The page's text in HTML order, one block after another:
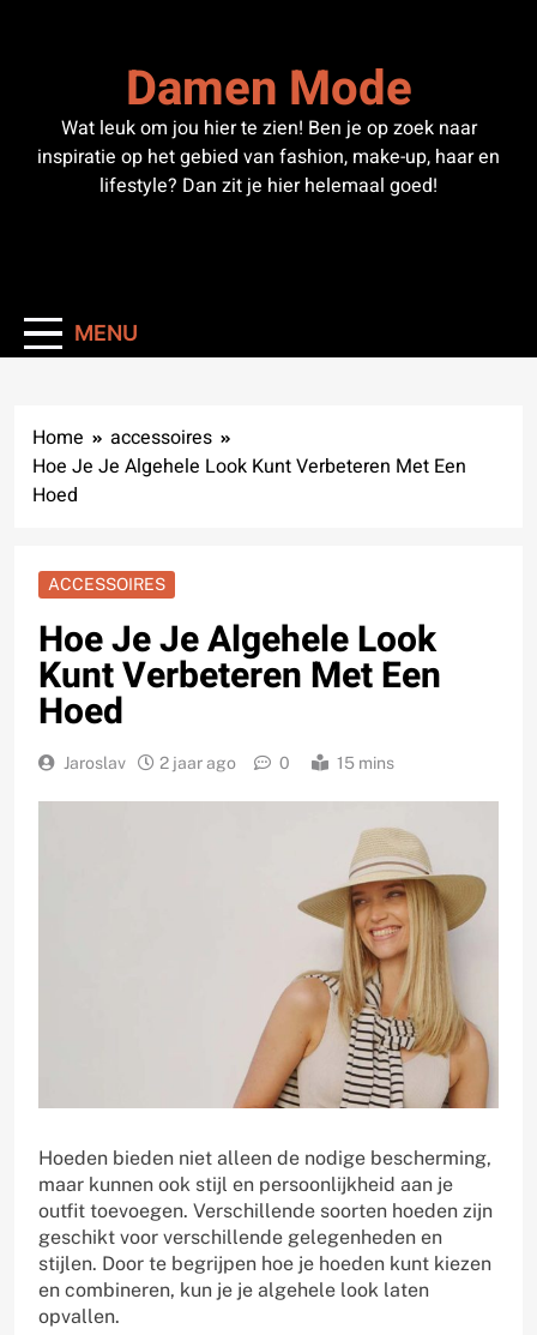
Damen Mode
Wat leuk om jou hier te zien! Ben je op zoek naar
inspiratie op het gebied van fashion, make-up, haar en
lifestyle? Dan zit je hier helemaal goed!
MENU
Home
accessoires
Hoe Je Je Algehele Look Kunt Verbeteren Met Een
Hoed
ACCESSOIRES
Hoe Je Je Algehele Look
Kunt Verbeteren Met Een
Hoed
Jaroslav 2 jaar ago 0 15 mins
Hoeden bieden niet alleen de nodige bescherming,
maar kunnen ook stijl en persoonlijkheid aan je
outfit toevoegen. Verschillende soorten hoeden zijn
geschikt voor verschillende gelegenheden en
stijlen. Door te begrijpen hoe je hoeden kunt kiezen
en combineren, kun je je algehele look laten
opvallen.